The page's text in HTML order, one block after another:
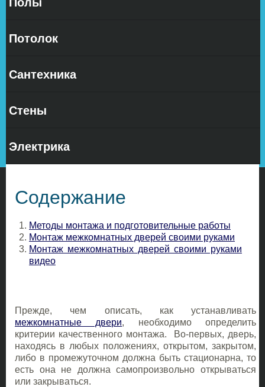
Потолок
Сантехника
Стены
Электрика
межкомнатных дверей
способов установки ​​межкомнатной двери имеет свои
Содержание
Методы монтажа и подготовительные работы
Монтаж межкомнатных дверей своими руками
Монтаж межкомнатных дверей своими руками
видео
Прежде, чем описать, как устанавливать
межкомнатные двери, необходимо определить
критерии качественного монтажа. Во-первых, дверь,
находясь в любых положениях, открытом, закрытом,
либо в промежуточном должна быть стационарна, то
есть она не должна самопроизвольно открываться
или закрываться.